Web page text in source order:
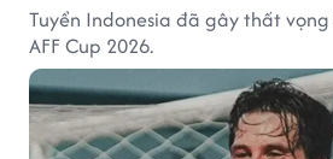
Tuyển Indonesia đã gây thất
AFF Cup 2026.